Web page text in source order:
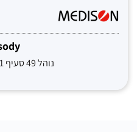
נוהל 49 סעיף 3.1, סעיף 3.2.3